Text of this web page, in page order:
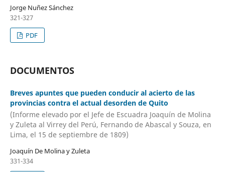
Jorge Nuñez Sánchez
321-327
PDF
DOCUMENTOS
Breves apuntes que pueden conducir al acierto de las
provincias contra el actual desorden de Quito
(Informe elevado por el Jefe de Escuadra Joaquín de Molina
y Zuleta al Virrey del Perú, Fernando de Abascal y Souza, en
Lima, el 15 de septiembre de 1809)
Joaquín De Molina y Zuleta
331-334